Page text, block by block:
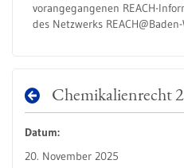
vorangegangenen REACH-
des Netzwerks
Chemikalienrecht
Datum:
20. November 2025